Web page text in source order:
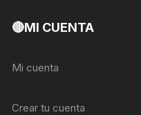
🔴MI CUENTA
Mi cuenta
Crear tu cuenta